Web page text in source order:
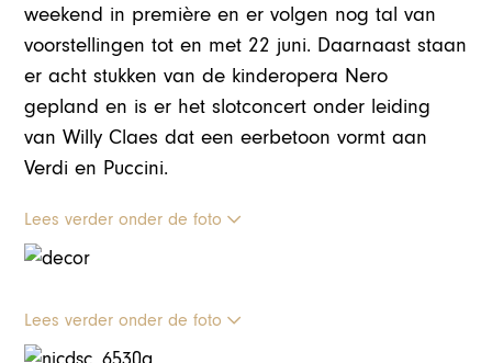
weekend in première en er volgen nog tal van
voorstellingen tot en met 22 juni. Daarnaast staan
er acht stukken van de kinderopera Nero
gepland en is er het slotconcert onder leiding
van Willy Claes dat een eerbetoon vormt aan
Verdi en Puccini.
Lees verder onder de foto
Lees verder onder de foto